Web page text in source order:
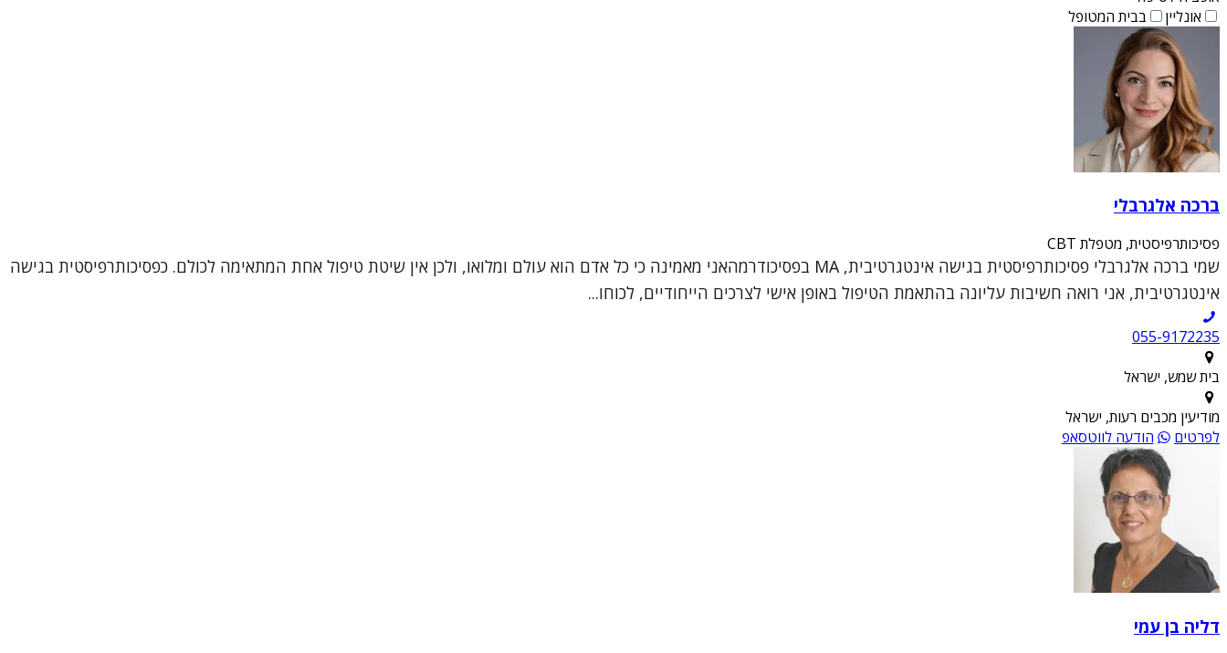
אונליין
בבית המטופל
ברכה אלגרבלי
פסיכותרפיסטית, מטפלת CBT
שמי ברכה אלגרבלי פסיכותרפיסטית בגישה אינטגרטיבית, MA בפסיכודרמהאני מאמינה כי כל אדם הוא עולם ומלואו, ולכן אין שיטת טיפול אחת המתאימה לכולם. כפסיכותרפיסטית בגישה
אינטגרטיבית, אני רואה חשיבות עליונה בהתאמת הטיפול באופן אישי לצרכים הייחודיים, לכוחו...
055-9172235
בית שמש, ישראל
מודיעין מכבים רעות, ישראל
לפרטים
הודעה לווטסאפ
דליה בן עמי